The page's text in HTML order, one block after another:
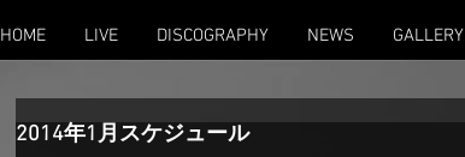
HOME LIVE DISCOGRAPHY NEWS GALLERY
2014年1月スケジュール